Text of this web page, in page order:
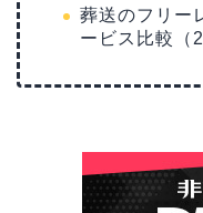
葬送のフリー
ービス比較（